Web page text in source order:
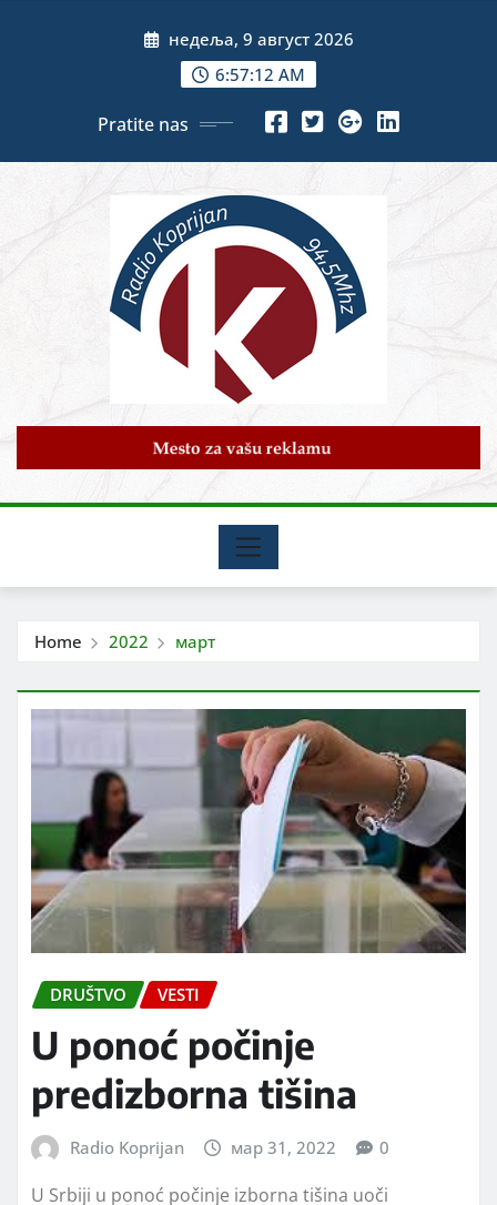
недеља, 9 август 2026
6:57:14 AM
Pratite nas
Home 2022 март
DRUŠTVO VESTI
U ponoć počinje
predizborna tišina
Radio Koprijan мар 31, 2022 0
U Srbiji u ponoć počinje izborna tišina uoči